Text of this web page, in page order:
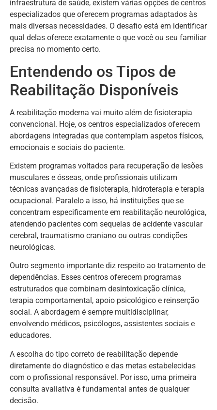
infraestrutura de saúde, existem várias opções de centros
especializados que oferecem programas adaptados às
mais diversas necessidades. O desafio está em identificar
qual delas oferece exatamente o que você ou seu familiar
precisa no momento certo.
Entendendo os Tipos de
Reabilitação Disponíveis
A reabilitação moderna vai muito além de fisioterapia
convencional. Hoje, os centros especializados oferecem
abordagens integradas que contemplam aspetos físicos,
emocionais e sociais do paciente.
Existem programas voltados para recuperação de lesões
musculares e ósseas, onde profissionais utilizam
técnicas avançadas de fisioterapia, hidroterapia e terapia
ocupacional. Paralelo a isso, há instituições que se
concentram especificamente em reabilitação neurológica,
atendendo pacientes com sequelas de acidente vascular
cerebral, traumatismo craniano ou outras condições
neurológicas.
Outro segmento importante diz respeito ao tratamento de
dependências. Esses centros oferecem programas
estruturados que combinam desintoxicação clínica,
terapia comportamental, apoio psicológico e reinserção
social. A abordagem é sempre multidisciplinar,
envolvendo médicos, psicólogos, assistentes sociais e
educadores.
A escolha do tipo correto de reabilitação depende
diretamente do diagnóstico e das metas estabelecidas
com o profissional responsável. Por isso, uma primeira
consulta avaliativa é fundamental antes de qualquer
decisão.